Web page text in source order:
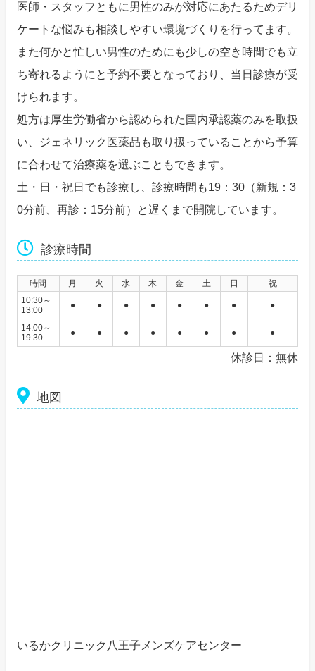
医師・スタッフともに男性のみが対応にあたるためデリ
ケートな悩みも相談しやすい環境づくりを行ってます。
また何かと忙しい男性のためにも少しの空き時間でも立
ち寄れるようにと予約不要となっており、当日診療が受
けられます。
処方は厚生労働省から認められた国内承認薬のみを取扱
い、ジェネリック医薬品も取り扱っていることから予算
に合わせて治療薬を選ぶこともできます。
土・日・祝日でも診療し、診療時間も19：30（新規：3
0分前、再診：15分前）と遅くまで開院しています。
診療時間
時間 月 火 水 木 金 土 日
祝
10:30～
13:00
● ● ● ● ● ● ● ●
14:00～
19:30
● ● ● ● ● ● ● ●
休診日：無休
地図
いるかクリニック八王子メンズケアセンター